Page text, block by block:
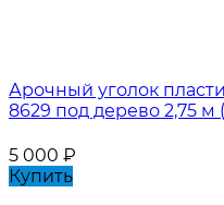
Арочный уголок
8629 под дерево 2,75 м
5 000 ₽
Купить